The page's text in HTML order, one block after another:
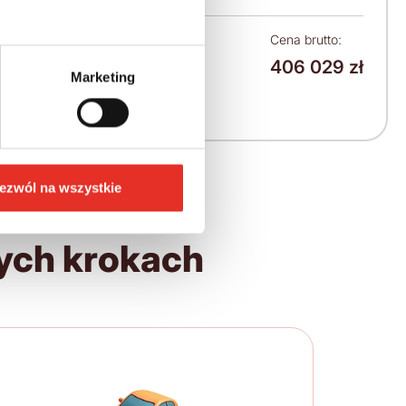
Marketing
na wszystkie
5 155 zł
6 341 zł brutto / msc.
Cena brutto:
406 029 zł
krokach